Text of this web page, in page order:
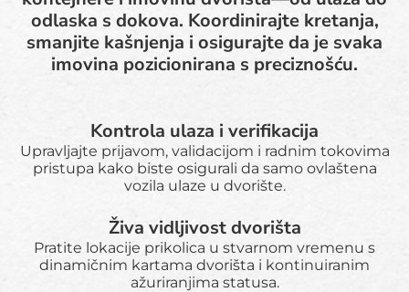
odlaska s dokova. Koordinirajte kretanja,
smanjite kašnjenja i osigurajte da je svaka
imovina pozicionirana s preciznošću.
Kontrola ulaza i verifikacija
Upravljajte prijavom, validacijom i radnim tokovima
pristupa kako biste osigurali da samo ovlaštena
vozila ulaze u dvorište.
Živa vidljivost dvorišta
Pratite lokacije prikolica u stvarnom vremenu s
dinamičnim kartama dvorišta i kontinuiranim
ažuriranjima statusa.